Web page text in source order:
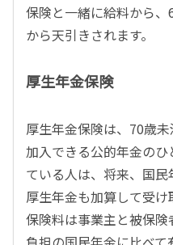
保険と一緒に給料から
から天引きされます。
厚生年金保険
厚生年金保険は、70歳
加入できる公的年金のひ
ている人は、将来、国
厚生年金も加算して受け
保険料は事業主と被保